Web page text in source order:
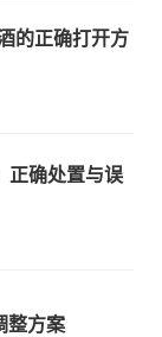
的正确打开方
正确处置与误
整方案